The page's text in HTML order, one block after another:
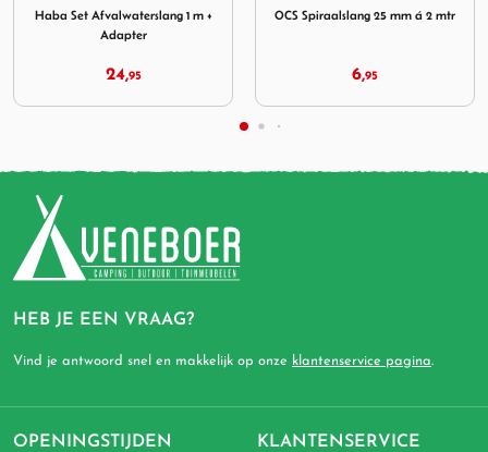
OCS Spiraalslang 25 mm á 2 mtr OCS Spiraalslang 32mm 2 mtr
HEB JE EEN VRAAG?
Vind je antwoord snel en makkelijk op onze klantenservice pagina.
OPENINGSTIJDEN KLANTENSERVICE